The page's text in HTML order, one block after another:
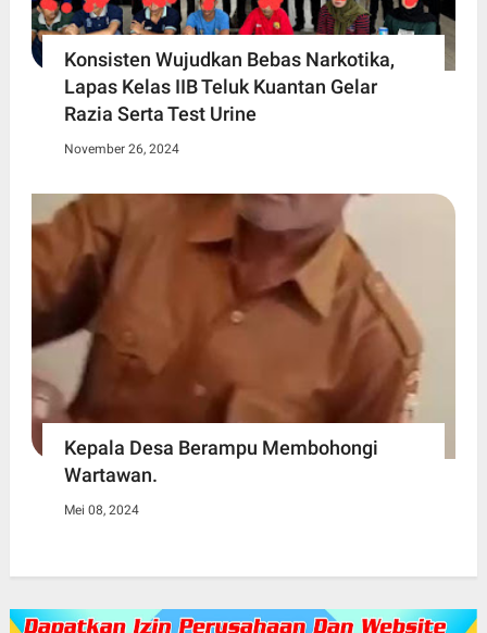
Konsisten Wujudkan Bebas Narkotika,
Lapas Kelas IIB Teluk Kuantan Gelar
Razia Serta Test Urine
November 26, 2024
Kepala Desa Berampu Membohongi
Wartawan.
Mei 08, 2024